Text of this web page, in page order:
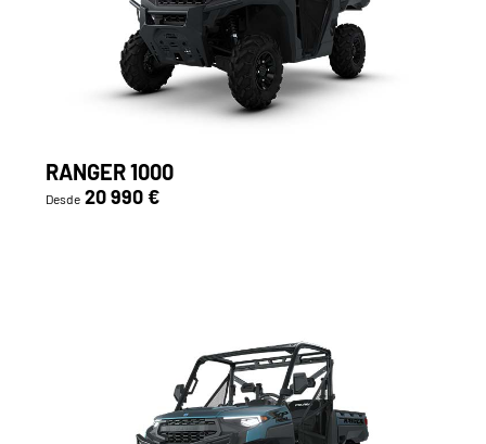
RANGER 1000
Desde 20 990 €